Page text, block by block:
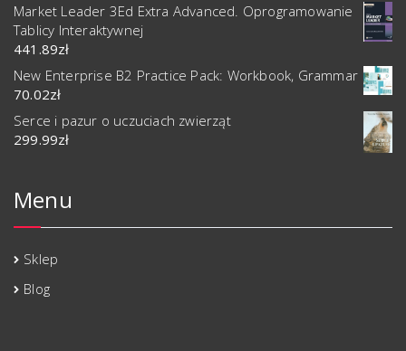
Market Leader 3Ed Extra Advanced. Oprogramowanie
Tablicy Interaktywnej
441.89zł
New Enterprise B2 Practice Pack: Workbook, Grammar
70.02zł
Serce i pazur o uczuciach zwierząt
299.99zł
Menu
Sklep
Blog